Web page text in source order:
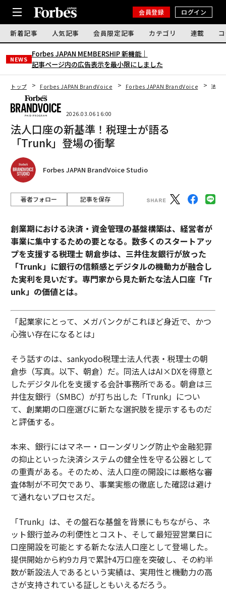
会員登録 ログイン
新着記事 人気記事 会員限定記事 カテゴリ 連載
NEWS
Forbes JAPAN MEMBERSHIP 新機能｜
記事ページ内の広告表示を最小限にしました
トップ Forbes JAPAN BrandVoice Forbes JAPAN BrandVoice 法人
2026.03.06 16:00
法人口座の新基準！税理士が語る
「Trunk」登場の衝撃
Forbes JAPAN BrandVoice Studio
著者フォロー 記事を保存
創業期における決済・資金管理の基盤構築は、経営者が
事業に集中するための要となる。数多くのスタートアッ
プを支援する税理士 朝倉歩は、三井住友銀行が放った
「Trunk」に銀行の信頼感とデジタルの機動力が融合し
た実利を見いだす。専門家から見た新たな法人口座「Tr
unk」の価値とは。
「起業家にとって、メガバンクがこれほど身近で、かつ
心強い存在になるとは」
そう話すのは、sankyodo税理士法人代表・税理士の朝
倉歩（写真。以下、朝倉）だ。同法人はAI×DXを得意と
したデジタル化を支援する会計事務所である。朝倉は三
井住友銀行（SMBC）が打ち出した「Trunk」につい
て、創業期の口座選びに新たな選択肢を提示するものだ
と評価する。
本来、銀行にはマネー・ローンダリング防止や金融犯罪
の抑止といった決済システムの健全性を守る公器として
の重責がある。そのため、法人口座の開設には厳格な審
査体制が不可欠であり、事業実態の徹底した確認は避け
て通れないプロセスだ。
「Trunk」は、その盤石な基盤を背景にもちながら、ネ
ット銀行並みの利便性とコスト、そして最短翌営業日に
口座開設を可能とする新たな法人口座として登場した。
提供開始から約9カ月で累計4万口座を突破し、その約半
数が新設法人であるという実績は、実用性と機動力の高
さが支持されている証しともいえるだろう。